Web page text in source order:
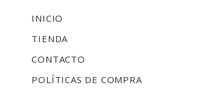
INICIO
TIENDA
CONTACTO
POLÍTICAS DE COMPRA